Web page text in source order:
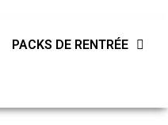
PACKS DE RENTRÉE